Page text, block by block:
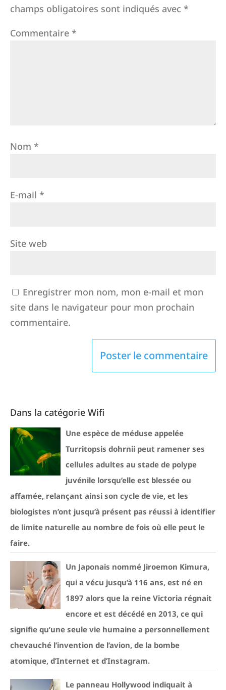
champs obligatoires sont indiqués avec *
Commentaire *
Nom *
E-mail *
Site web
Enregistrer mon nom, mon e-mail et mon
site dans le navigateur pour mon prochain
commentaire.
Dans la catégorie Wifi
Une espèce de méduse appelée
Turritopsis dohrnii peut ramener ses
cellules adultes au stade de polype
juvénile lorsqu’elle est blessée ou
affamée, relançant ainsi son cycle de vie, et les
biologistes n’ont jusqu’à présent pas réussi à identifier
de limite naturelle au nombre de fois où elle peut le
faire.
Un Japonais nommé Jiroemon Kimura,
qui a vécu jusqu’à 116 ans, est né en
1897 alors que la reine Victoria régnait
encore et est décédé en 2013, ce qui
signifie qu’une seule vie humaine a personnellement
chevauché l’invention de l’avion, de la bombe
atomique, d’Internet et d’Instagram.
Le panneau Hollywood indiquait à